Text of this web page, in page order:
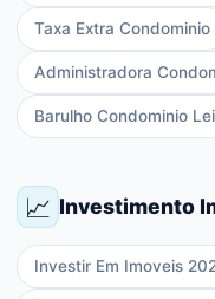
Taxa Extra Condominio
Administradora
Barulho Condominio Lei
📈 Investimento
Investir Em Imoveis